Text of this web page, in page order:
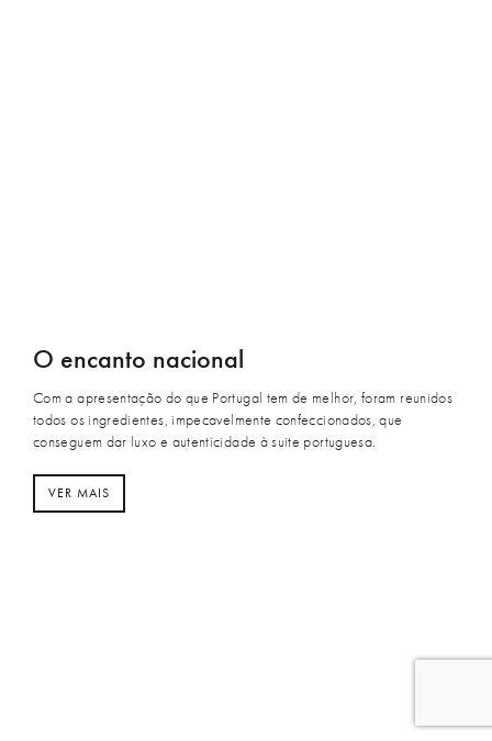
O encanto nacional
Com a apresentação do que Portugal tem de melhor, foram reunidos
todos os ingredientes, impecavelmente confeccionados, que
conseguem dar luxo e autenticidade à suite portuguesa.
VER MAIS